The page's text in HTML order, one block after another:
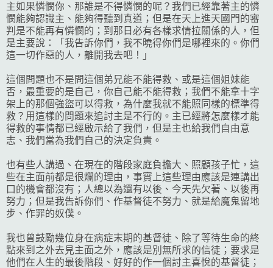
主如果憐憫你、那誰是不得憐憫的呢？我們已經靠著主的憐
憫能夠認識主、能夠得聽到真道；但是在天上進天國門的審
判是不能再有憐憫的；到那日必有各樣求情拉關係的人，但
是主要說：「我告訴你們，我不曉得你們是哪裡來的。你們
這一切作惡的人，離開我去吧！」
這個問題也不是問這個弟兄能不能得救、或是這個姐妹能
否，最重要的是自己，你自己能不能得救；我們不能拿十字
架上的那個強盜可以得救，為什麼我就不能照同樣的標準得
救？用這樣的問題來追討主是不行的。主已經將怎麼樣才能
得救的事情都已經啟示給了我們，但是主也給我們自由意
志、我們當為我們自己的決定負責。
也有些人講過、在現在的階段家庭負擔大、照顧孩子忙，這
些在主面前都是很爛的理由，事實上這些理由應該是連講出
口的機會都沒有；人總以為還有以後、今天先欠著、以後再
努力；但是我告訴你們、作基督徒不努力、就是給魔鬼留地
步、作罪的奴僕。
我也曾鼓勵幾位身在病症末期的基督徒、除了等待生命的終
點來到之外去見主面之外，應該是別無所求的信徒；要求是
他們在人生的最後階段、好好的作一個討主喜悅的基督徒；